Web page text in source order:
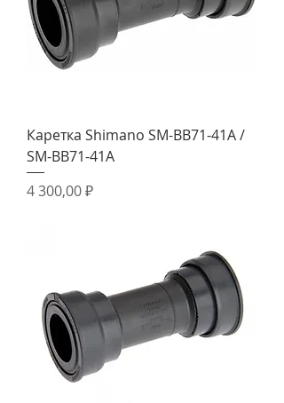
Каретка Shimano SM-BB71-41A /
SM-BB71-41A
Цена
4 300,00 ₽